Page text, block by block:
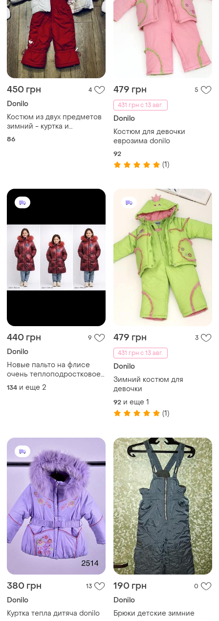
450 грн 4
Donilo
Костюм из двух предметов
зимний - куртка и
полукомбинезон на флисе
86
479 грн
5
431 грн с 13 авг.
Donilo
Костюм для девочки
еврозима donilo
92
(1)
440 грн 9
Donilo
Новые пальто на флисе
очень теплоподростковое
7-15р. 134р, 146р,158р
134 и еще 2
479 грн
3
431 грн с 13 авг.
Donilo
Зимний костюм для
девочки
92 и еще 1
(1)
380 грн 13
Donilo
Куртка тепла дитяча donilo
190 грн 0
Donilo
Брюки детские зимние